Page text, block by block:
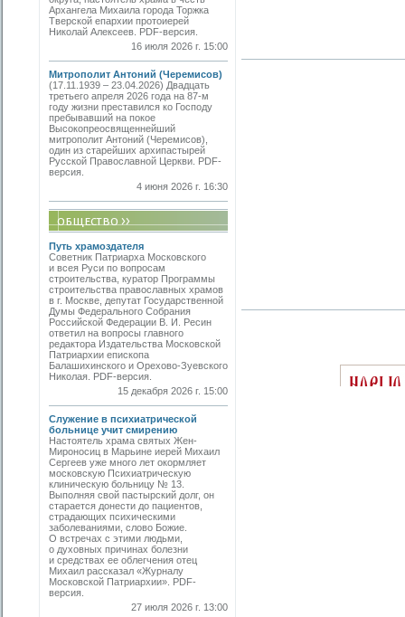
Архангела Михаила города Торжка
Тверской епархии протоиерей
Николай Алексеев. PDF-версия.
16 июля 2026 г. 15:00
Митрополит Антоний (Черемисов)
(17.11.1939 – 23.04.2026) Двадцать
третьего апреля 2026 года на 87-м
году жизни преставился ко Господу
пребывавший на покое
Высокопреосвященнейший
митрополит Антоний (Черемисов),
один из старейших архипастырей
Русской Православной Церкви. PDF-
версия.
4 июня 2026 г. 16:30
Путь храмоздателя
Советник Патриарха Московского
и всея Руси по вопросам
строительства, куратор Программы
строительства православных храмов
в г. Москве, депутат Государственной
Думы Федерального Собрания
Российской Федерации В. И. Ресин
ответил на вопросы главного
редактора Издательства Московской
Патриархии епископа
Балашихинского и Орехово-Зуевского
Николая. PDF-версия.
15 декабря 2026 г. 15:00
Служение в психиатрической
больнице учит смирению
Настоятель храма святых Жен-
Мироносиц в Марьине иерей Михаил
Сергеев уже много лет окормляет
московскую Психиатрическую
клиническую больницу № 13.
Выполняя свой пастырский долг, он
старается донести до пациентов,
страдающих психическими
заболеваниями, слово Божие.
О встречах с этими людьми,
о духовных причинах болезни
и средствах ее облегчения отец
Михаил рассказал «Журналу
Московской Патриархии». PDF-
версия.
27 июля 2026 г. 13:00